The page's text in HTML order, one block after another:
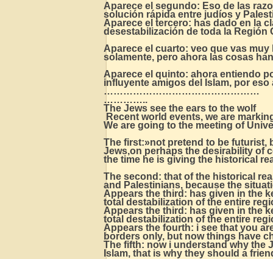
Aparece el segundo: Eso de las
solución rápida entre judíos y
Aparece el tercero: has dado en la
desestabilización de toda la
Aparece el cuarto: veo que vas
solamente, pero ahora las cosas
Aparece el quinto: ahora entiendo
influyente amigos del Islam, por
…………………………………………
…………..
The Jews see the ears to the wolf
Recent world events, we are
We are going to the meeting of
The first:»not pretend to be futurist,
Jews,on perhaps the desirability of
the time he is giving the historical
The second: that of the historical
and Palestinians, because the
Appears the third: has given in the
total destabilization of the entire
Appears the third: has given in the
total destabilization of the entire
Appears the fourth: i see that you
borders only, but now things have
The fifth: now i understand why the
Islam, that is why they should a